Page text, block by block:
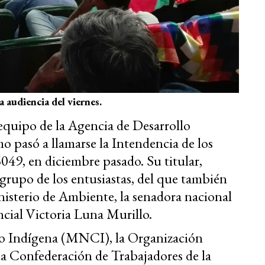
audiencia del viernes.
de la Agencia de Desarrollo
pasó a llamarse la Intendencia de los
en diciembre pasado. Su titular,
de los entusiastas, del que también
de Ambiente, la senadora nacional
Victoria Luna Murillo.
Indígena (MNCI), la Organización
Confederación de Trabajadores de la